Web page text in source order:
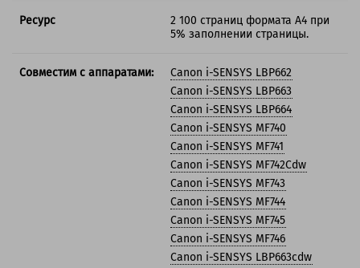
Ресурс
2 100 страниц формата А4 при
5% заполнении страницы.
Совместим с аппаратами:
Canon i-SENSYS LBP662
Canon i-SENSYS LBP663
Canon i-SENSYS LBP664
Canon i-SENSYS MF740
Canon i-SENSYS MF741
Canon i-SENSYS MF742Cdw
Canon i-SENSYS MF743
Canon i-SENSYS MF744
Canon i-SENSYS MF745
Canon i-SENSYS MF746
Canon i-SENSYS LBP663cdw